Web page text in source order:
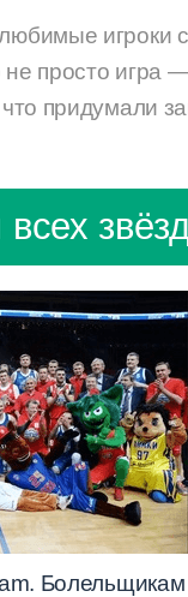
игроки
просто игра
придумали